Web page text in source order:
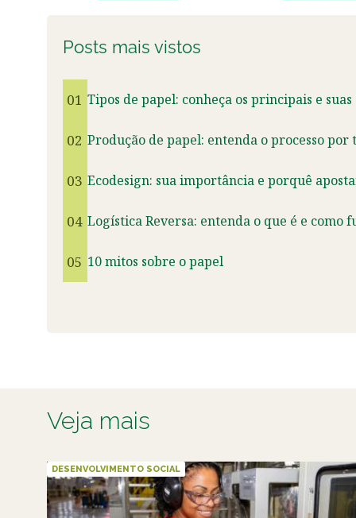
Posts mais vistos
01 Tipos de papel: conheça os principais e suas
02 Produção de papel: entenda o processo
03 Ecodesign: sua importância e porquê
04 Logística Reversa: entenda o que é e como
05 10 mitos sobre o papel
Veja mais
DESENVOLVIMENTO SOCIAL